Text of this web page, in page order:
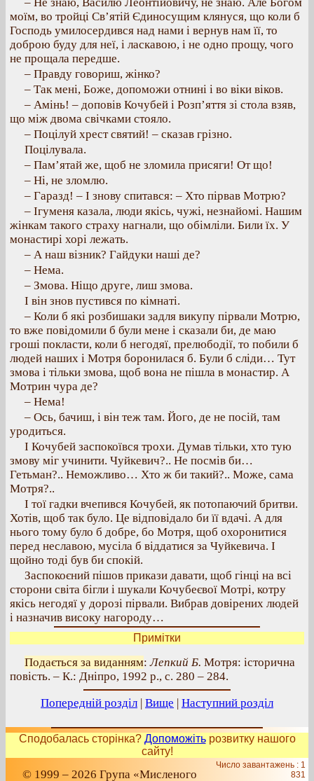
моїм, во тройці Св’ятій Єдиносущим клянуся, що коли б
Господь умилосердився над нами і вернув нам її, то
доброю буду для неї, і ласкавою, і не одно прощу, чого
не прощала передше.
– Правду говориш, жінко?
– Так мені, Боже, допоможи отнині і во віки віков.
– Амінь! – доповів Кочубей і Розп’яття зі стола взяв,
що між двома свічками стояло.
– Поцілуй хрест святий! – сказав грізно.
Поцілувала.
– Пам’ятай же, щоб не зломила присяги! От що!
– Ні, не зломлю.
– Гаразд! – І знову спитався: – Хто пірвав Мотрю?
– Ігуменя казала, люди якісь, чужі, незнайомі. Нашим
жінкам такого страху нагнали, що обімліли. Били їх. У
монастирі хорі лежать.
– А наш візник? Гайдуки наші де?
– Нема.
– Змова. Ніщо друге, лиш змова.
І він знов пустився по кімнаті.
– Коли б які розбишаки задля викупу пірвали Мотрю,
то вже повідомили б були мене і сказали би, де маю
гроші покласти, коли б негодяї, прелюбодії, то побили б
людей наших і Мотря боронилася б. Були б сліди… Тут
змова і тільки змова, щоб вона не пішла в монастир. А
Мотрин чура де?
– Нема!
– Ось, бачиш, і він теж там. Його, де не посій, там
уродиться.
І Кочубей заспокоївся трохи. Думав тільки, хто тую
змову міг учинити. Чуйкевич?.. Не посмів би…
Гетьман?.. Неможливо… Хто ж би такий?.. Може, сама
Мотря?..
І тої гадки вчепився Кочубей, як потопаючий бритви.
Хотів, щоб так було. Це відповідало би її вдачі. А для
нього тому було б добре, бо Мотря, щоб охоронитися
перед неславою, мусіла б віддатися за Чуйкевича. І
щойно тоді був би спокій.
Заспокоєний пішов прикази давати, щоб гінці на всі
сторони світа бігли і шукали Кочубеєвої Мотрі, котру
якісь негодяї у дорозі пірвали. Вибрав довірених людей
і назначив високу нагороду…
Примітки
Подається за виданням:Лепкий Б. Мотря: історична
повість. – К.: Дніпро, 1992 р., с. 280 – 284.
Попередній розділ | Вище | Наступний розділ
Сподобалась сторінка? Допоможітьрозвитку нашого
сайту!
© 1999 – 2026 Група «Мисленого
Число завантажень : 1
831